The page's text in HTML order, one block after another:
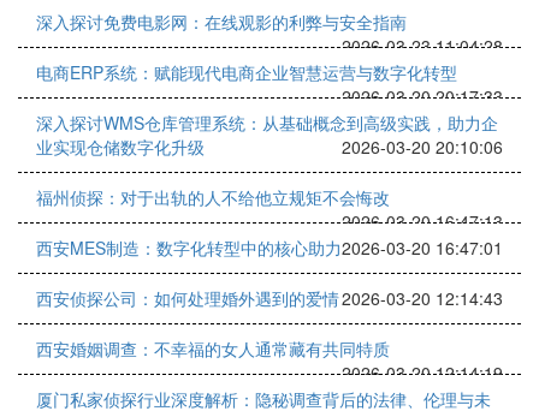
深入探讨免费电影网：在线观影的利弊与安全指南
2026-03-23 11:04:28
电商ERP系统：赋能现代电商企业智慧运营与数字化转型
2026-03-20 20:17:33
深入探讨WMS仓库管理系统：从基础概念到高级实践，助力企
业实现仓储数字化升级
2026-03-20 20:10:06
福州侦探：对于出轨的人不给他立规矩不会悔改
2026-03-20 16:47:13
西安MES制造：数字化转型中的核心助力2026-03-20 16:47:01
西安侦探公司：如何处理婚外遇到的爱情2026-03-20 12:14:43
西安婚姻调查：不幸福的女人通常藏有共同特质
2026-03-20 12:14:19
厦门私家侦探行业深度解析：隐秘调查背后的法律、伦理与未